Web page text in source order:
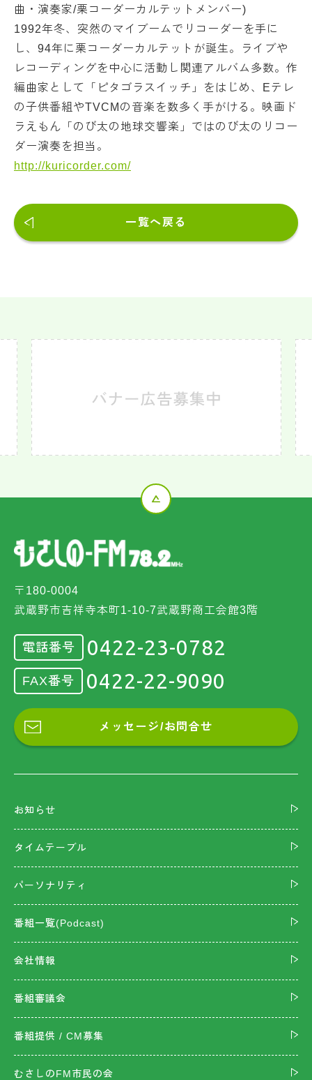
曲・演奏家/栗コーダーカルテットメンバー)
1992年冬、突然のマイブームでリコーダーを手に
し、94年に栗コーダーカルテットが誕生。ライブや
レコーディングを中心に活動し関連アルバム多数。作
編曲家として「ピタゴラスイッチ」をはじめ、Eテレ
の子供番組やTVCMの音楽を数多く手がける。映画ド
ラえもん「のび太の地球交響楽」ではのび太のリコー
ダー演奏を担当。
http://kuricorder.com/
一覧へ戻る
〒180-0004
武蔵野市吉祥寺本町1-10-7武蔵野商工会館3階
電話番号 0422-23-0782
FAX番号 0422-22-9090
メッセージ/お問合せ
お知らせ
タイムテーブル
パーソナリティ
番組一覧(Podcast)
会社情報
番組審議会
番組提供 / CM募集
むさしのFM市民の会